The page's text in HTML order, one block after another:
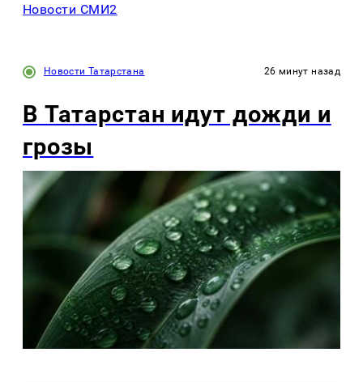
Новости СМИ2
Новости Татарстана 26 минут назад
В Татарстан идут дожди и
грозы